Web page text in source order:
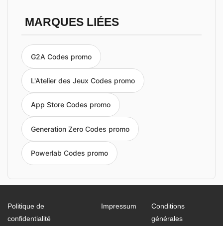
MARQUES LIÉES
G2A Codes promo
L'Atelier des Jeux Codes promo
App Store Codes promo
Generation Zero Codes promo
Powerlab Codes promo
Politique de
confidentialité
Impressum
Conditions
générales